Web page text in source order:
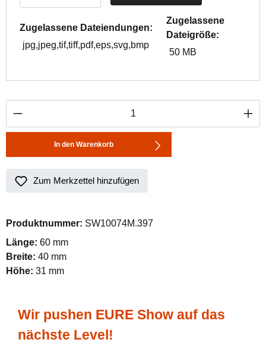
Zugelassene Dateiendungen:
jpg,jpeg,tif,tiff,pdf,eps,svg,bmp
Zugelassene
Dateigröße:
50 MB
Produkt Anzahl: Gib den gewünschten
In den Warenkorb
Zum Merkzettel hinzufügen
Produktnummer: SW10074M.397
Länge: 60 mm
Breite: 40 mm
Höhe: 31 mm
Wir pushen EURE Show auf das
nächste Level!